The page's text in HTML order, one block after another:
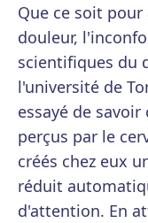
Que ce soit
douleur,
scientifiques du
l'université de
essayé de
perçus par le
créés chez eux
réduit
d'attention. En